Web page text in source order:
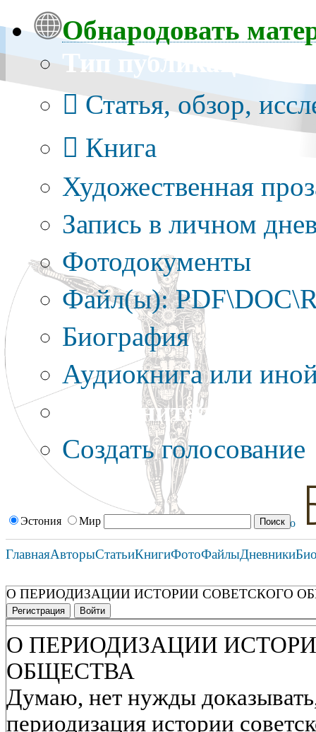
Обнародовать
Тип публикации
Статья, обзор,
Книга
Художественная
Запись в личном
Фотодокументы
Файл(ы):
Биография
Аудиокнига или
Дополнительные
Создать голосование
Эстония Мир
ГлавнаяАвторыСтатьиКнигиФотоФайлыДневники
О ПЕРИОДИЗАЦИИ ИСТОРИИ СОВЕТСКОГО
Регистрация Войти
О ПЕРИОДИЗАЦИИ
ОБЩЕСТВА
Думаю, нет нужды
периодизация истории